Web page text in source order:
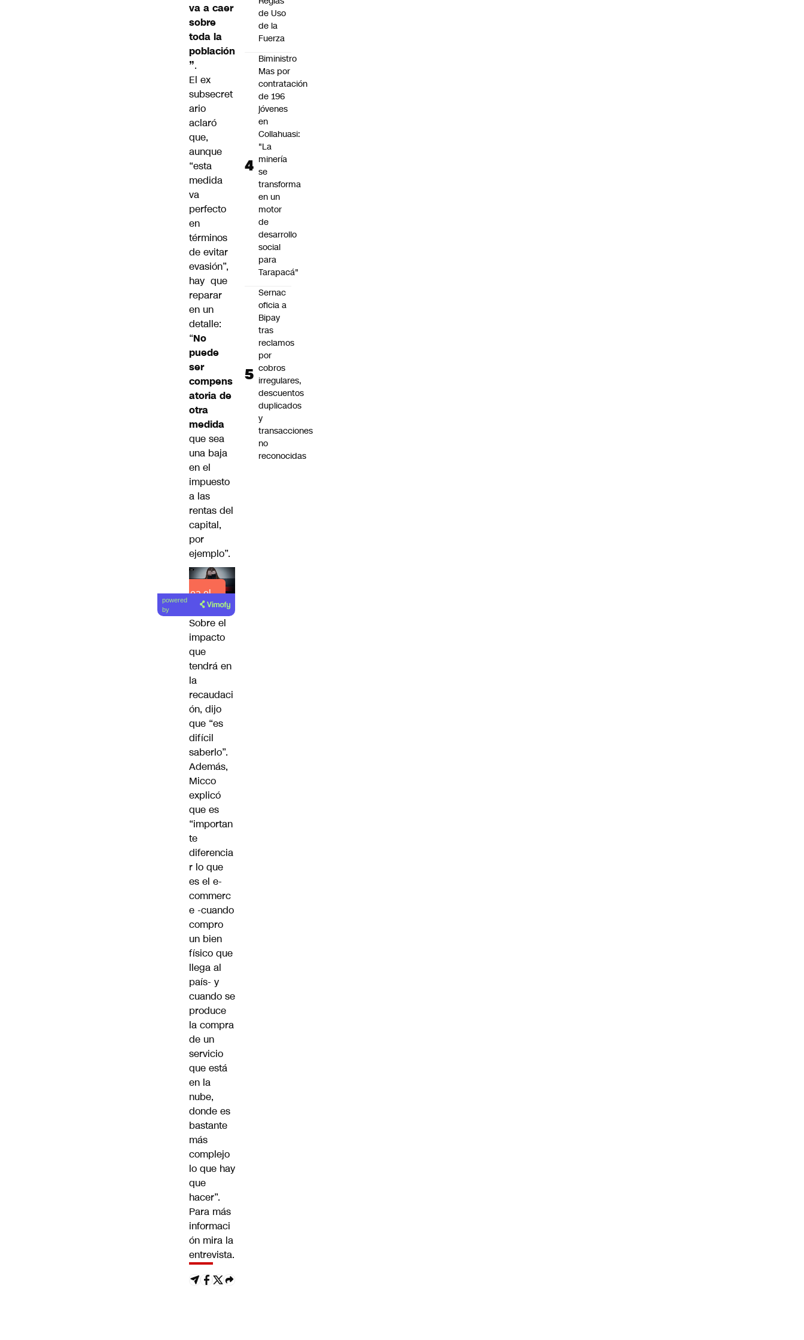
va a caer
sobre
toda la
población
”.
El ex
subsecret
ario
aclaró
que,
aunque
“esta
medida
va
perfecto
en
términos
de evitar
evasión”,
hay que
reparar
en un
detalle:
“No
puede
ser
compens
atoria de
otra
medida
que sea
una baja
en el
impuesto
a las
rentas del
capital,
por
ejemplo”.
Lea el
artículo
powered
by
Sobre el
impacto
que
tendrá en
la
recaudaci
ón, dijo
que “es
difícil
saberlo”.
Además,
Micco
explicó
que es
“importan
te
diferencia
r lo que
es el e-
commerc
e -cuando
compro
un bien
físico que
llega al
país- y
cuando se
produce
la compra
de un
servicio
que está
en la
nube,
donde es
bastante
más
complejo
lo que hay
que
hacer”.
Para más
informaci
ón mira la
entrevista.
de Uso
de la
Fuerza
Biministro
Mas por
contratación
de 196
jóvenes
en
Collahuasi:
"La
minería
se
transforma
en un
motor
de
desarrollo
social
para
Tarapacá"
Sernac
oficia a
Bipay
tras
reclamos
por
cobros
irregulares,
descuentos
duplicados
y
transacciones
no
reconocidas